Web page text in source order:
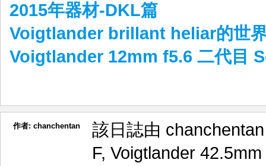
2015年器材-DKL篇
Voigtlander brillant heliar的世
Voigtlander 12mm f5.6 二代目
作者: chanchentan
該日誌由
F, Voigtlander